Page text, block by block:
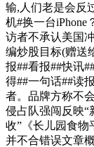
输,人们老是会反
机#换一台iPhone
访者不承认美国
编炒股目标(赠送
报##看报##快讯
得##一句话##读
者。品牌方称不
侵占队强闯反映“
收”《长儿园食物
并不合错误文章